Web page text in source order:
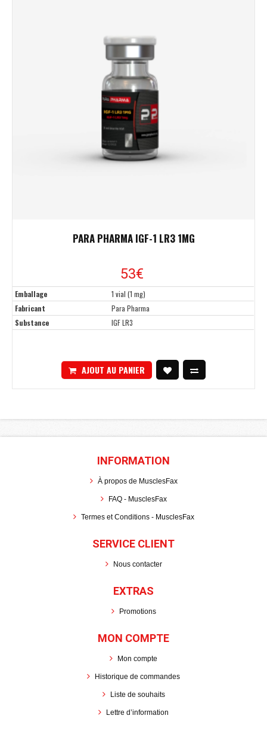
PARA PHARMA IGF-1 LR3 1MG
53€
Emballage
1 vial (1 mg)
Fabricant
Para Pharma
Substance
IGF LR3
AJOUT AU PANIER
INFORMATION
À propos de MusclesFax
FAQ - MusclesFax
Termes et Conditions - MusclesFax
SERVICE CLIENT
Nous contacter
EXTRAS
Promotions
MON COMPTE
Mon compte
Historique de commandes
Liste de souhaits
Lettre d’information